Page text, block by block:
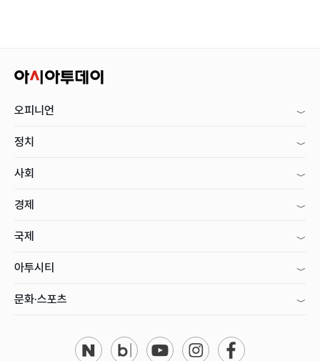
오피니언
정치
사회
경제
국제
아투시티
문화·스포츠